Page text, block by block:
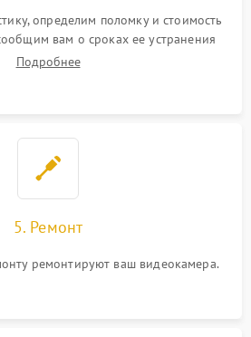
определим поломку и стоимость
вам о сроках ее устранения
Подробнее
5. Ремонт
ремонтируют ваш видеокамера.